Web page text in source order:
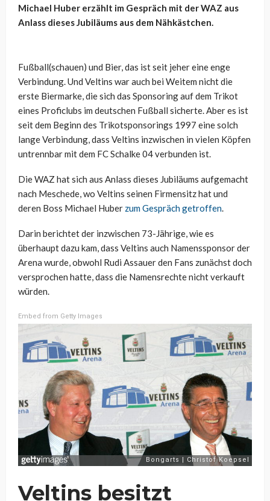
Michael Huber erzählt im Gespräch mit der WAZ aus
Anlass dieses Jubiläums aus dem Nähkästchen.
Fußball(schauen) und Bier, das ist seit jeher eine enge
Verbindung. Und Veltins war auch bei Weitem nicht die
erste Biermarke, die sich das Sponsoring auf dem Trikot
eines Proficlubs im deutschen Fußball sicherte. Aber es ist
seit dem Beginn des Trikotsponsorings 1997 eine solch
lange Verbindung, dass Veltins inzwischen in vielen Köpfen
untrennbar mit dem FC Schalke 04 verbunden ist.
Die WAZ hat sich aus Anlass dieses Jubiläums aufgemacht
nach Meschede, wo Veltins seinen Firmensitz hat und
deren Boss Michael Huber zum Gespräch getroffen.
Darin berichtet der inzwischen 73-Jährige, wie es
überhaupt dazu kam, dass Veltins auch Namenssponsor der
Arena wurde, obwohl Rudi Assauer den Fans zunächst doch
versprochen hatte, dass die Namensrechte nicht verkauft
würden.
Embed from Getty Images
Veltins besitzt